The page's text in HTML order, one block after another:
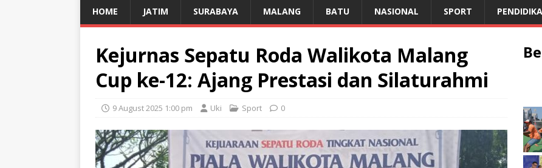
HOME JATIM SURABAYA MALANG BATU NASIONAL SPORT
Kejurnas Sepatu Roda Walikota Malang
Cup ke-12: Ajang Prestasi dan Silaturahmi
9 August 2025 1:00 pm Uki Sport 0